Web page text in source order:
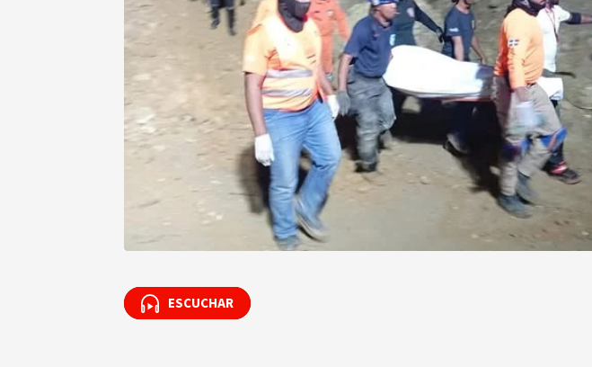
ESCUCHAR
ESCUCHAR